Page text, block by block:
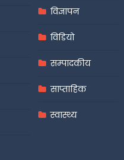
विज्ञापन
विडियो
सम्पादकीय
साप्ताहिक
स्वास्थ्य